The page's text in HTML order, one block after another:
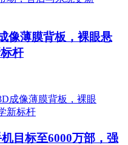
像薄膜背板，裸眼悬
杆
目标至6000万部，强